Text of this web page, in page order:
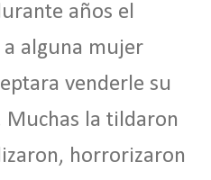
años el
alguna mujer
venderle su
Muchas la tildaron
horrorizaron